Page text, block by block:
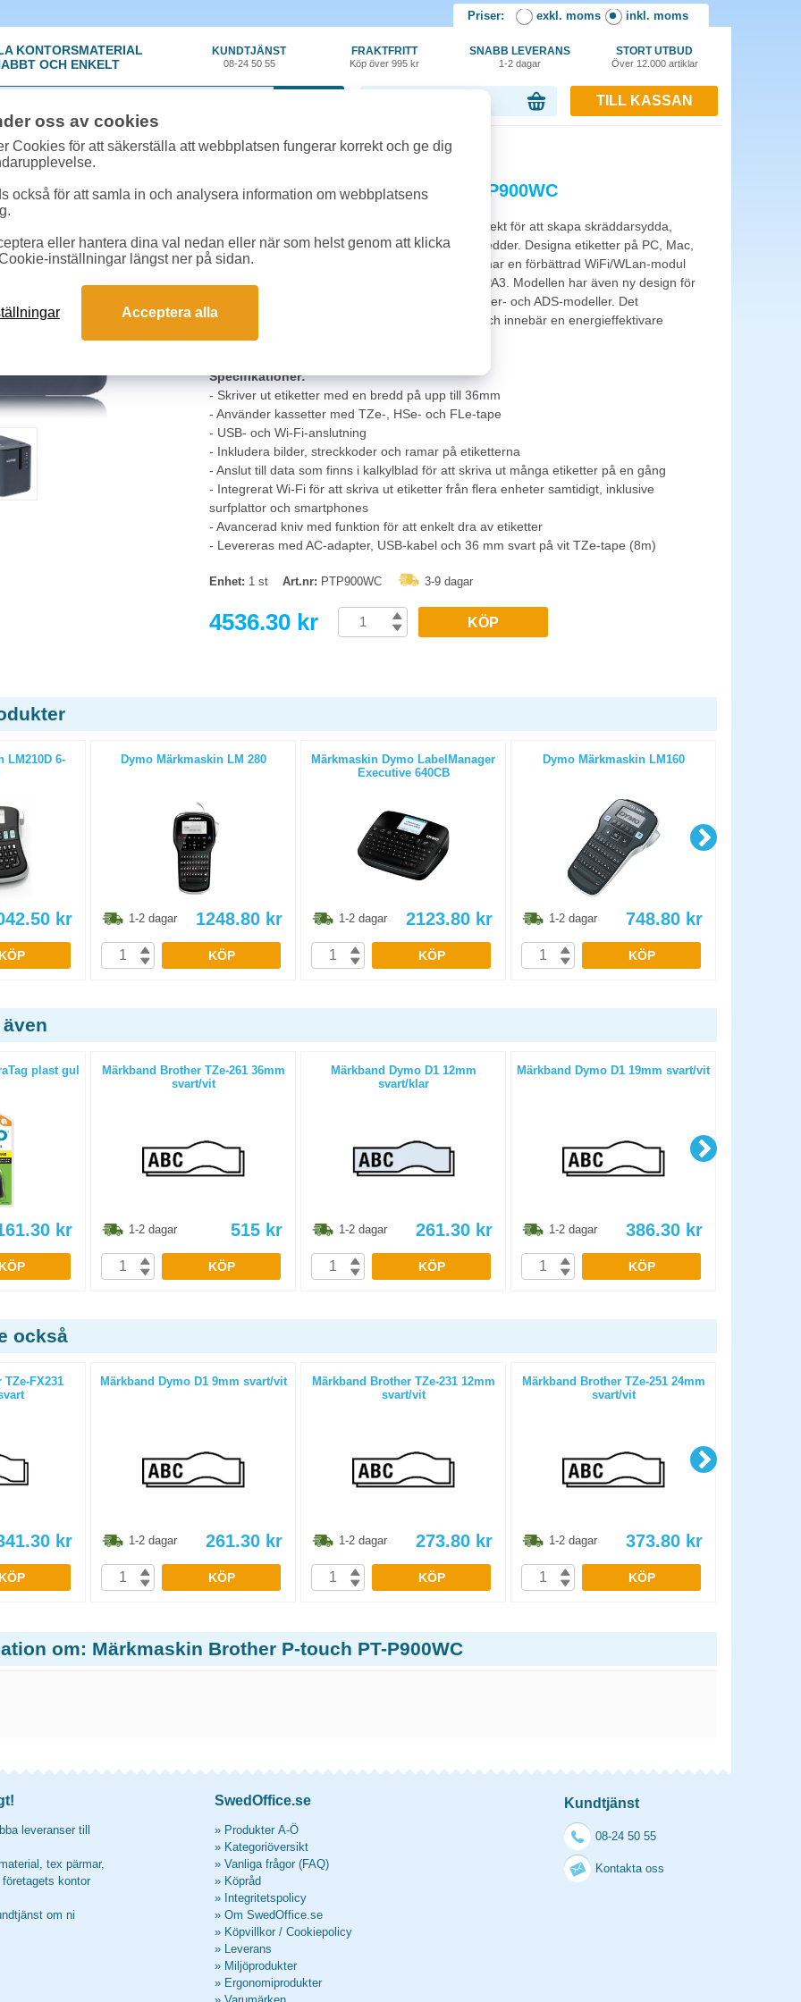
Priser: exkl. moms inkl. moms
KONTORSMATERIAL
OCH ENKELT
KUNDTJÄNST
08-24 50 55
FRAKTFRITT
Köp över 995 kr
SNABB LEVERANS
1-2 dagar
STORT UTBUD
Över 12.000 artiklar
TILL KASSAN
»Märkmaskin»Märkmaskin Brother P-touch PT-P900WC
Märkmaskin Brother P-touch PT-P900WC
Funktionsrik märkmaskin med hög hastighet. Perfekt för att skapa skräddarsydda,
hållbara etiketter i olika färgkombinationer och bredder. Designa etiketter på PC, Mac,
surfplatta eller smartphone. P-touch PTP900WC har en förbättrad WiFi/WLan-modul
med stöd för det senaste säkerhetsprotokollet WPA3. Modellen har även ny design för
inbyggd webbserver för att matcha nya bläck-, laser- och ADS-modeller. Det
automatiska viloläget är aktiverat som standard och innebär en energieffektivare
maskin.
Specifikationer:
- Skriver ut etiketter med en bredd på upp till 36mm
- Använder kassetter med TZe-, HSe- och FLe-tape
- USB- och Wi-Fi-anslutning
- Inkludera bilder, streckkoder och ramar på etiketterna
- Anslut till data som finns i kalkylblad för att skriva ut många etiketter på en gång
- Integrerat Wi-Fi för att skriva ut etiketter från flera enheter samtidigt, inklusive
surfplattor och smartphones
- Avancerad kniv med funktion för att enkelt dra av etiketter
- Levereras med AC-adapter, USB-kabel och 36 mm svart på vit TZe-tape (8m)
Enhet: 1 st Art.nr: PTP900WC 3-9 dagar
4536.30 kr KÖP
LM210D 6-
kr
KÖP
Dymo Märkmaskin LM 280
1-2 dagar 1248.80 kr
KÖP
Märkmaskin Dymo LabelManager
Executive 640CB
1-2 dagar 2123.80 kr
KÖP
Dymo Märkmaskin LM160
1-2 dagar 748.80 kr
KÖP
plast gul
kr
KÖP
Märkband Brother TZe-261 36mm
svart/vit
1-2 dagar 515 kr
KÖP
Märkband Dymo D1 12mm
svart/klar
1-2 dagar 261.30 kr
KÖP
Märkband Dymo D1 19mm svart/vit
1-2 dagar 386.30 kr
KÖP
också
FX231
kr
KÖP
Märkband Dymo D1 9mm svart/vit
1-2 dagar 261.30 kr
KÖP
Märkband Brother TZe-231 12mm
svart/vit
1-2 dagar 273.80 kr
KÖP
Märkband Brother TZe-251 24mm
svart/vit
1-2 dagar 373.80 kr
KÖP
om: Märkmaskin Brother P-touch PT-P900WC
leveranser till
tex pärmar,
kontor
om ni
SwedOffice.se
» Produkter A-Ö
» Kategoriöversikt
» Vanliga frågor (FAQ)
» Köpråd
» Integritetspolicy
» Om SwedOffice.se
» Köpvillkor / Cookiepolicy
» Leverans
» Miljöprodukter
» Ergonomiprodukter
Kundtjänst
08-24 50 55
Kontakta oss
oss av cookies
Cookies för att säkerställa att webbplatsen fungerar korrekt och ge dig
också för att samla in och analysera information om webbplatsens
eller hantera dina val nedan eller när som helst genom att klicka
inställningar längst ner på sidan.
Acceptera alla